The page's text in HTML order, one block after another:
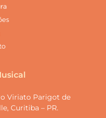
Viriato Parigot de
Curitiba – PR.